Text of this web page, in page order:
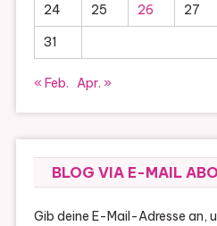
24
25 26 27
31
« Feb. Apr. »
BLOG VIA E-MAIL
Gib deine E-Mail-Adresse an,